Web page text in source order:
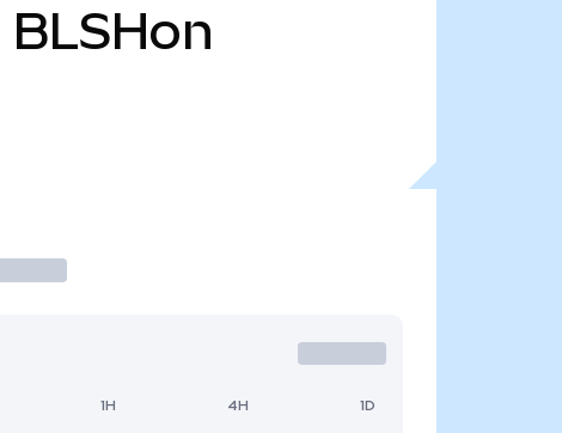
BLSHon
1H 4H 1D